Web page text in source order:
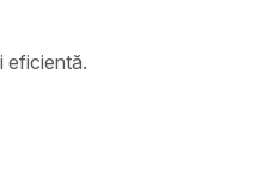
eficientă.